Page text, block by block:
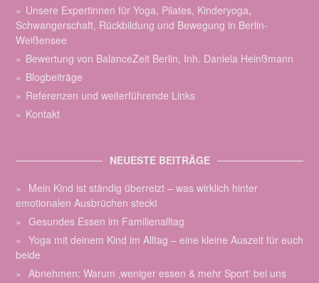
Unsere Expertinnen für Yoga, Pilates, Kinderyoga,
Schwangerschaft, Rückbildung und Bewegung in Berlin-
Weißensee
Bewertung von BalanceZeit Berlin, Inh. Daniela Heinßmann
Blogbeiträge
Referenzen und weiterführende Links
Kontakt
NEUESTE BEITRÄGE
Mein Kind ist ständig überreizt – was wirklich hinter
emotionalen Ausbrüchen steckt
Gesundes Essen im Familienalltag
Yoga mit deinem Kind im Alltag – eine kleine Auszeit für euch
beide
Abnehmen: Warum ‚weniger essen & mehr Sport‘ bei uns